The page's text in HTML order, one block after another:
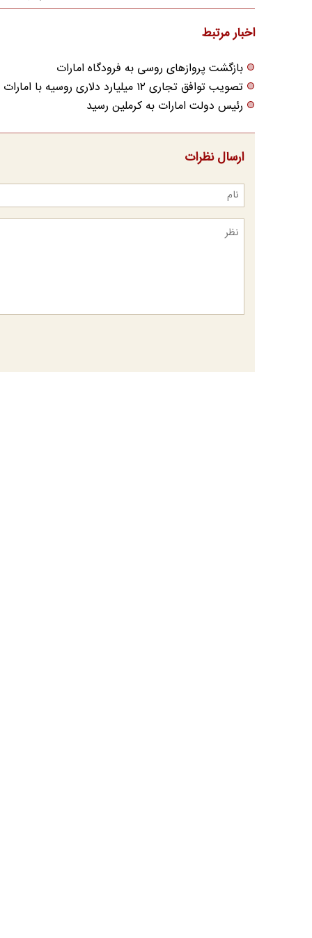
اخبار مرتبط
بازگشت پروازهای روسی به فرودگاه امارات
تصویب توافق تجاری ۱۲ میلیارد دلاری روسیه با امارات
رئیس دولت امارات به کرملین رسید
ارسال نظرات